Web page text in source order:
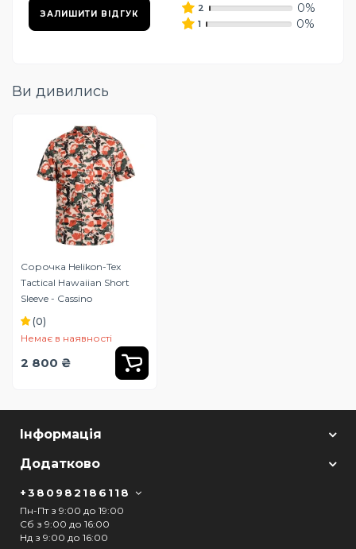
ЗАЛИШИТИ ВІДГУК
2 0%
1 0%
Ви дивились
Сорочка Helikon-Tex
Tactical Hawaiian Short
Sleeve - Cassino
(0)
Немає в наявності
2 800 ₴
Інформація
Додатково
+380982186118
Пн-Пт з 9:00 до 19:00
Сб з 9:00 до 16:00
Нд з 9:00 до 16:00